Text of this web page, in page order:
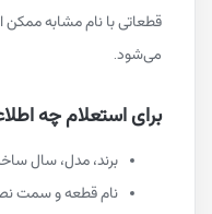
قطعاتی با نام مشابه
می‌شود.
برای استعلام چه
برند، مدل، سال
نام قطعه و سمت